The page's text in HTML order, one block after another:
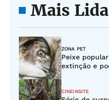
Mais
ZONA PET
Peixe
extinção e
CINEINSITE